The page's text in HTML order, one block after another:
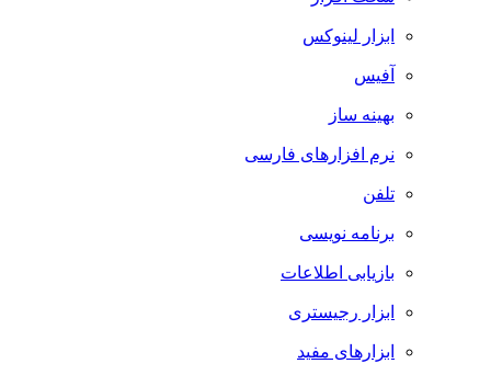
ابزار لینوکس
آفیس
بهینه ساز
نرم افزارهای فارسی
تلفن
برنامه نویسی
بازیابی اطلاعات
ابزار رجیستری
ابزارهای مفید